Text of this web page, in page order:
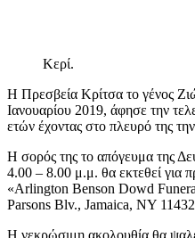
Κερί.
Η Πρεσβεία Kρίτσα το γένος
Ιανουαρίου 2019, άφησε την
ετών έχοντας στο πλευρό της την
​Η σορός της το απόγευμα της
4.00 – 8.00 μ.μ. θα εκτεθεί για
«Arlington Benson Dowd
Parsons Blv., Jamaica, NY
​Η νεκρώσιμη ακολουθία θα